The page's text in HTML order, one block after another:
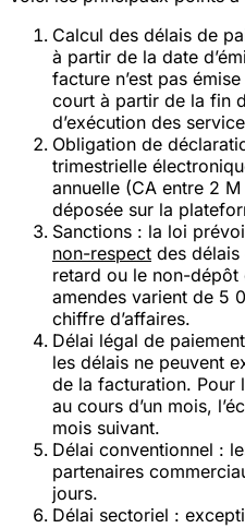
Calcul des délais de
à partir de la date
facture n’est pas
court à partir de la fin
d’exécution des
Obligation de
trimestrielle
annuelle (CA entre 2
déposée sur la
Sanctions : la loi
non-respect des
retard ou le non-
amendes varient de 5
chiffre d’affaires.
Délai légal de paiement
les délais ne peuvent
de la facturation. Pour
au cours d’un mois,
mois suivant.
Délai conventionnel :
partenaires
jours.
Délai sectoriel :